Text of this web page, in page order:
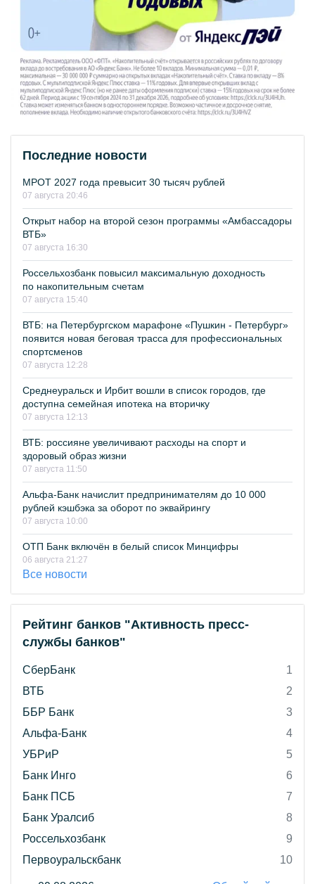
Последние новости
МРОТ 2027 года превысит 30 тысяч рублей
07 августа 20:46
Открыт набор на второй сезон программы «Амбассадоры
ВТБ»
07 августа 16:30
Россельхозбанк повысил максимальную доходность
по накопительным счетам
07 августа 15:40
ВТБ: на Петербургском марафоне «Пушкин - Петербург»
появится новая беговая трасса для профессиональных
спортсменов
07 августа 12:28
Среднеуральск и Ирбит вошли в список городов, где
доступна семейная ипотека на вторичку
07 августа 12:13
ВТБ: россияне увеличивают расходы на спорт и
здоровый образ жизни
07 августа 11:50
Альфа-Банк начислит предпринимателям до 10 000
рублей кэшбэка за оборот по эквайрингу
07 августа 10:00
ОТП Банк включён в белый список Минцифры
06 августа 21:27
Все новости
Рейтинг банков "Активность пресс-
службы банков"
СберБанк
1
ВТБ
2
ББР Банк
3
Альфа-Банк
4
УБРиР
5
Банк Инго
6
Банк ПСБ
7
Банк Уралсиб
8
Россельхозбанк
9
Первоуральскбанк
10